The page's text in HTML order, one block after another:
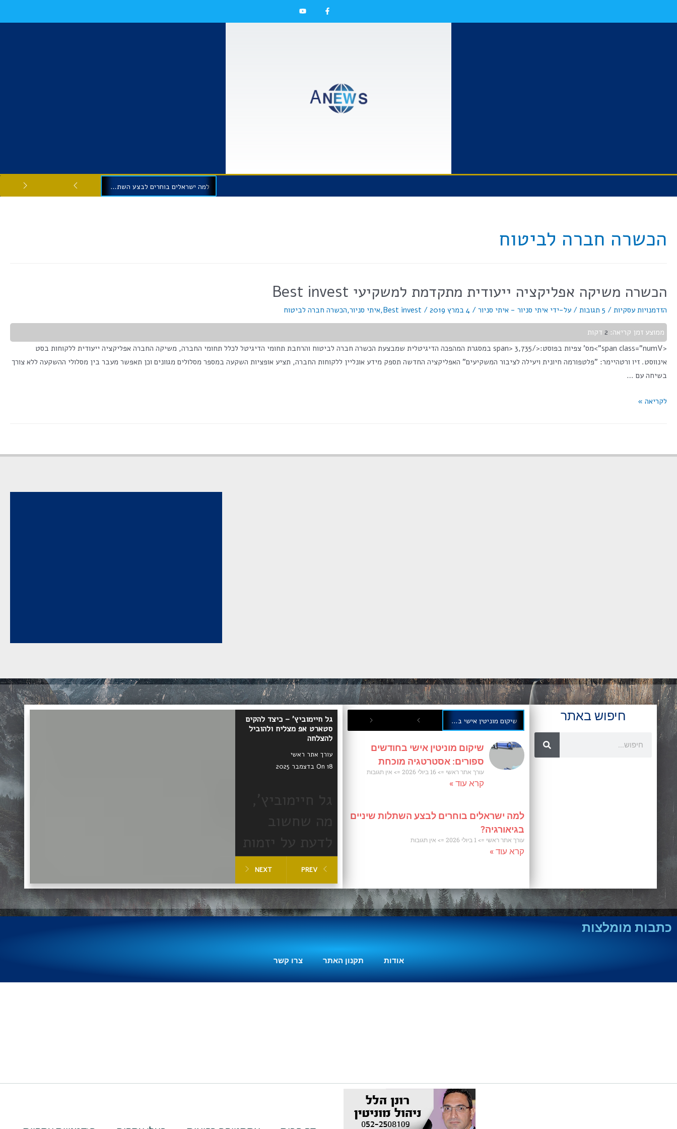
למה ישראלים בוחרים לבצע השתלות שיניים בגיאורגיה?
הכשרה חברה לביטוח
הכשרה משיקה אפליקציה ייעודית מתקדמת למשקיעי Best invest
הזדמנויות עסקיות / 5 תגובות / על-ידי איתי סניור - איתי סניור / 4 במרץ 2019 /
Best invest
,איתי סניור,הכשרה חברה לביטוח
ממוצע זמן קריאה: 2 דקות
<span class="numV">מס' צפיות בפוסט:</span> 3,735 במסגרת המהפכה הדיגיטלית שמבצעת הכשרה חברה לביטוח והרחבת תחומי הדיגיטל לכלל תחומי החברה, משיקה החברה אפליקציה ייעודית ללקוחות בסט
אינווסט. זיו ורטהיימר: "פלטפורמה חיונית ויעילה לציבור המשקיעים" האפליקציה החדשה תספק מידע אונליין ללקוחות החברה, תציע אופציות השקעה במספר מסלולים מגוונים וכן תאפשר מעבר בין מסלולי ההשקעה ללא צורך
בשיחה עם …
לקריאה »
חיפוש באתר שיקום מוניטין אישי בחודשים ספורים: אסטרטגיה מוכחת
שיקום מוניטין אישי בחודשים
ספורים: אסטרטגיה מוכחת
עורך אתר ראשי 16 ביולי 2026 אין תגובות
קרא עוד »
למה ישראלים בוחרים לבצע השתלות שיניים
בגיאורגיה?
עורך אתר ראשי 1 ביולי 2026 אין תגובות
קרא עוד »
גל חיימוביץ' – כיצד להקים
סטארט אפ מצליח ולהוביל
להצלחה
עורך אתר ראשי
On 18 בדצמבר 2025
גל חיימוביץ',
מה שחשוב
לדעת על יזמות
וסטארטאפים
מצליחים
הקמת סטארט אפ מצליח
דורשת זיהוי צורך אמיתי
בשוק, בניית צוות חזק
ומשלים, פיתוח מוצר
(MVP), גיבוש
אסטרטגיה עסקית ברורה
בעולם היזמות המודרני,
PREV
NEXT
כתבות מומלצות
אודות תקנון האתר צרו קשר